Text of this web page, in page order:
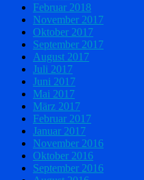
Februar 2018
November 2017
Oktober 2017
September 2017
August 2017
Juli 2017
Juni 2017
Mai 2017
März 2017
Februar 2017
Januar 2017
November 2016
Oktober 2016
September 2016